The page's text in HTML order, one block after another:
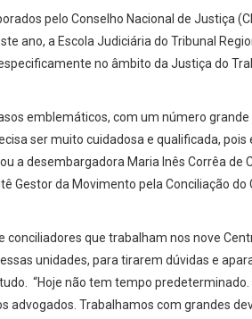
pelo Conselho Nacional de Justiça
ano, a Escola Judiciária do Tribunal
no âmbito da Justiça do
emblemáticos, com um número
ser muito cuidadosa e qualificada, pois
a desembargadora Maria Inês Corrêa de
Gestor da Movimento pela Conciliação do
que trabalham nos nove
unidades, para tirarem dúvidas e
“Hoje não tem tempo predeterminado.
Trabalhamos com grandes